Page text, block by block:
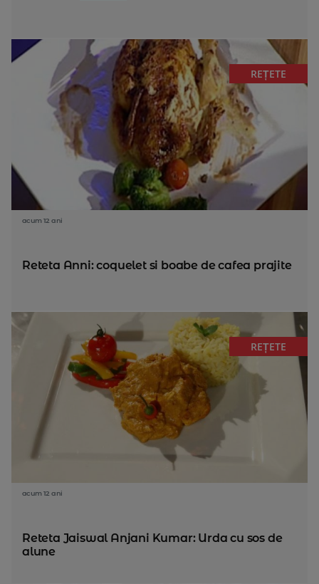
REȚETE
acum 12 ani
Reteta Anni: coquelet si boabe de cafea prajite
REȚETE
acum 12 ani
Reteta Jaiswal Anjani Kumar: Urda cu sos de
alune